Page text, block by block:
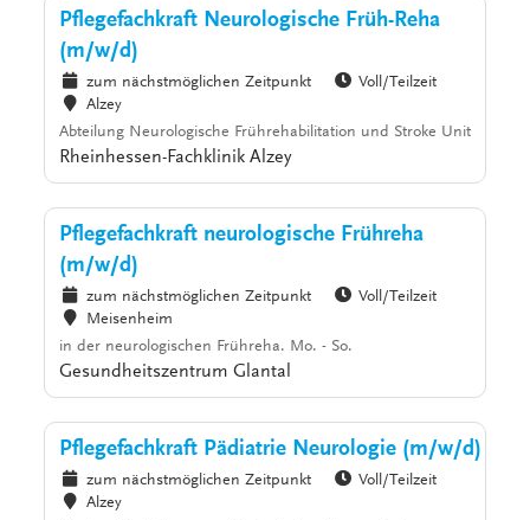
Pflegefachkraft Neurologische Früh-Reha
(m/w/d)
zum nächstmöglichen Zeitpunkt
Voll/Teilzeit
Alzey
Abteilung Neurologische Frührehabilitation und Stroke Unit
Rheinhessen-Fachklinik Alzey
Pflegefachkraft neurologische Frühreha
(m/w/d)
zum nächstmöglichen Zeitpunkt
Voll/Teilzeit
Meisenheim
in der neurologischen Frühreha. Mo. - So.
Gesundheitszentrum Glantal
Pflegefachkraft Pädiatrie Neurologie (m/w/d)
zum nächstmöglichen Zeitpunkt
Voll/Teilzeit
Alzey